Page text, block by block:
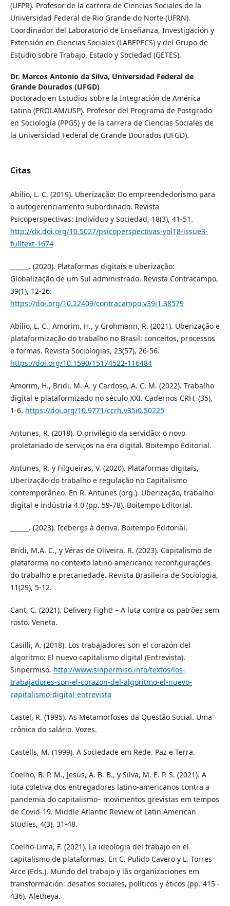
(UFPR). Profesor de la carrera de Ciencias Sociales de la
Universidad Federal de Rio Grande do Norte (UFRN).
Coordinador del Laboratorio de Enseñanza, Investigación y
Extensión en Ciencias Sociales (LABEPECS) y del Grupo de
Estudio sobre Trabajo, Estado y Sociedad (GETES).
Dr. Marcos Antonio da Silva, Universidad Federal de
Grande Dourados (UFGD)
Doctorado en Estudios sobre la Integración de América
Latina (PROLAM/USP). Profesor del Programa de Postgrado
en Sociología (PPGS) y de la carrera de Ciencias Sociales de
la Universidad Federal de Grande Dourados (UFGD).
Citas
Abílio, L. C. (2019). Uberização: Do empreendedorismo para
o autogerenciamento subordinado. Revista
Psicoperspectivas: Indivíduo y Sociedad, 18(3), 41-51.
http://dx.doi.org/10.5027/psicoperspectivas-vol18-issue3-
fulltext-1674
______. (2020). Plataformas digitais e uberização:
Globalização de um Sul administrado. Revista Contracampo,
39(1), 12-26.
https://doi.org/10.22409/contracampo.v39i1.38579
Abílio, L. C., Amorim, H., y Grohmann, R. (2021). Uberização e
plataformização do trabalho no Brasil: conceitos, processos
e formas. Revista Sociologias, 23(57), 26-56.
https://doi.org/10.1590/15174522-116484
Amorim, H., Bridi, M. A. y Cardoso, A. C. M. (2022). Trabalho
digital e plataformizado no século XXI. Cadernos CRH, (35),
1-6. https://doi.org/10.9771/ccrh.v35i0.50225
Antunes, R. (2018). O privilégio da servidão: o novo
proletariado de serviços na era digital. Boitempo Editorial.
Antunes, R. y Filgueiras, V. (2020). Plataformas digitais,
Uberização do trabalho e regulação no Capitalismo
contemporâneo. En R. Antunes (org.). Uberização, trabalho
digital e indústria 4.0 (pp. 59-78). Boitempo Editorial.
______. (2023). Icebergs à deriva. Boitempo Editorial.
Bridi, M.A. C., y Véras de Oliveira, R. (2023). Capitalismo de
plataforma no contexto latino-americano: reconfigurações
do trabalho e precariedade. Revista Brasileira de Sociologia,
11(29), 5-12.
Cant, C. (2021). Delivery Fight! – A luta contra os patrões sem
rosto. Veneta.
Casilli, A. (2018). Los trabajadores son el corazón del
algoritmo: El nuevo capitalismo digital (Entrevista).
Sinpermiso. http://www.sinpermiso.info/textos/los-
trabajadores-son-el-corazon-del-algoritmo-el-nuevo-
capitalismo-digital-entrevista
Castel, R. (1995). As Metamorfoses da Questão Social. Uma
crônica do salário. Vozes.
Castells, M. (1999). A Sociedade em Rede. Paz e Terra.
Coelho, B. P. M., Jesus, A. B. B., y Silva, M. E. P. S. (2021). A
luta coletiva dos entregadores latino-americanos contra a
pandemia do capitalismo– movimentos grevistas em tempos
de Covid-19. Middle Atlantic Review of Latin American
Studies, 4(3), 31-48.
Coelho-Lima, F. (2021). La ideologia del trabajo en el
capitalismo de plataformas. En C. Pulido Cavero y L. Torres
Arce (Eds.), Mundo del trabajo y lãs organizaciones em
transformación: desafios sociales, políticos y éticos (pp. 415 -
436). Aletheya.